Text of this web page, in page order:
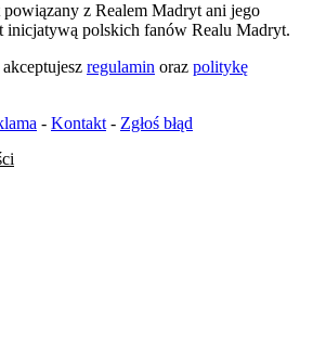
z Realem Madryt ani jego
inicjatywą polskich fanów Realu Madryt.
regulamin oraz politykę
- Kontakt - Zgłoś błąd